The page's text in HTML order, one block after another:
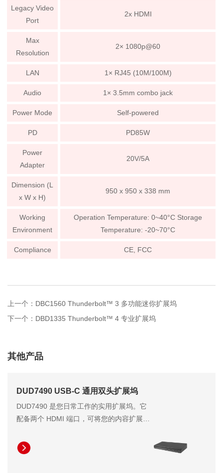
Legacy Video
Port
2x HDMI
Max
Resolution
2× 1080p@60
LAN 1× RJ45 (10M/100M)
Audio 1× 3.5mm combo jack
Power Mode Self-powered
PD PD85W
Power
Adapter
20V/5A
Dimension (L
x W x H)
950 x 950 x 338 mm
Working
Environment
Operation Temperature: 0~40°C Storage
Temperature: -20~70°C
Compliance CE, FCC
上一个：DBC1560 Thunderbolt™ 3 多功能迷你扩展坞
下一个：DBD1335 Thunderbolt™ 4 专业扩展坞
其他产品
DUD7490 USB-C 通用双头扩展坞
DUD7490 是您日常工作的实用扩展坞。它
配备两个 HDMI 端口，可将您的内容扩展至
分辨率显示器。它同时提供高达 96W 的笔
记本电脑充电功率，无需笨重的笔记本电脑